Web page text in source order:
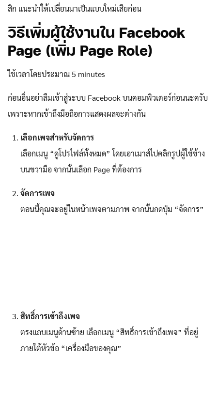
สิก แนะนำให้เปลี่ยนมาเป็นแบบใหม่เสียก่อน
วิธีเพิ่มผู้ใช้งานใน Facebook
Page (เพิ่ม Page Role)
ใช้เวลาโดยประมาณ 5 minutes
ก่อนอื่นอย่าลืมเข้าสู่ระบบ Facebook บนคอมพิวเตอร์ก่อนนะครับ
เพราะหากเข้าถึงมือถือการแสดงผลจะต่างกัน
เลือกเพจสำหรับจัดการ
เลือกเมนู “ดูโปรไฟล์ทั้งหมด” โดยเอาเมาส์ไปคลิกรูปผู้ใช้ข้าง
บนขวามือ จากนั้นเลือก Page ที่ต้องการ
จัดการเพจ
ตอนนี้คุณจะอยู่ในหน้าเพจตามภาพ จากนั้นกดปุ่ม “จัดการ”
สิทธิ์การเข้าถึงเพจ
ตรงแถบเมนูด้านซ้าย เลือกเมนู “สิทธิ์การเข้าถึงเพจ” ที่อยู่
ภายใต้หัวข้อ “เครื่องมือของคุณ”